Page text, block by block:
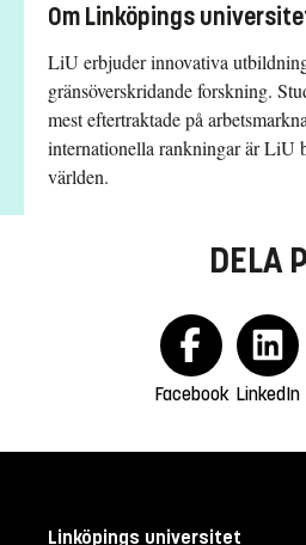
Om Linköpings
LiU erbjuder innovativa
gränsöverskridande forskning.
mest eftertraktade på
internationella rankningar är LiU
världen.
DELA
Facebook LinkedIn
Linköpings universitet